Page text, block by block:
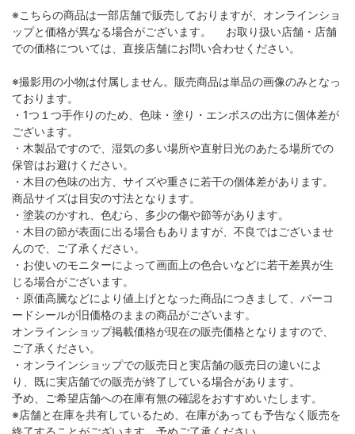
※こちらの商品は一部店舗で販売しておりますが、オンラインショ
ップと価格が異なる場合がございます。 お取り扱い店舗・店舗
での価格については、直接店舗にお問い合わせください。
※撮影用の小物は付属しません。販売商品は単品の画像のみとなっ
ております。
・1つ１つ手作りのため、色味・塗り・エンボスの出方に個体差が
ございます。
・木製品ですので、湿気の多い場所や直射日光のあたる場所での
保管はお避けください。
・木目の色味の出方、サイズや重さに若干の個体差があります。
商品サイズは目安の寸法となります。
・塗装のかすれ、色むら、多少の傷や節等があります。
・木目の節が表面に出る場合もありますが、不良ではございませ
んので、ご了承ください。
・お使いのモニターによって画面上の色合いなどに若干差異が生
じる場合がございます。
・原価高騰などにより値上げとなった商品につきまして、バーコ
ードシールが旧価格のままの商品がございます。
オンラインショップ掲載価格が現在の販売価格となりますので、
ご了承ください。
・オンラインショップでの販売日と実店舗の販売日の違いによ
り、既に実店舗での販売が終了している場合があります。
予め、ご希望店舗への在庫有無の確認をおすすめいたします。
※店舗と在庫を共有しているため、在庫があっても予告なく販売を
終了することがございます。予めご了承ください。